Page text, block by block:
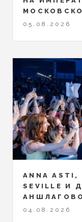
05.08.2026
ANNA
SEVILLE И
04.08.2026